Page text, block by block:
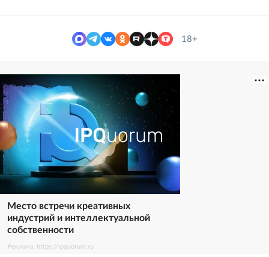
18+
Место встречи креативных
индустрий и интеллектуальной
собственности
Реклама. https://ipquorum.ru